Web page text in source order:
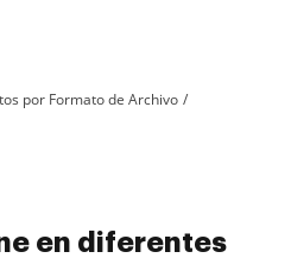
por Formato de Archivo
en diferentes